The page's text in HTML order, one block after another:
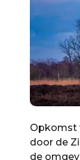
Opkomst
door de
de